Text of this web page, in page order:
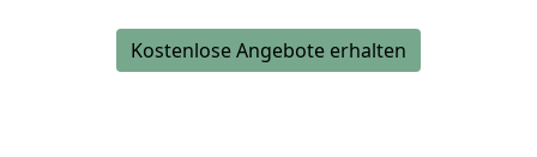
Kostenlose Angebote erhalten